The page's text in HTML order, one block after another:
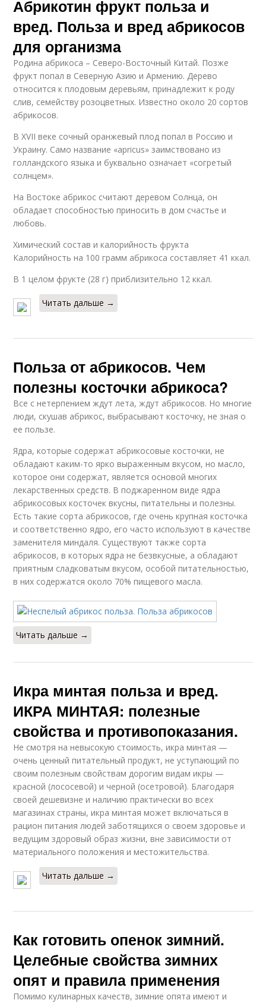
Абрикотин фрукт польза и
вред. Польза и вред абрикосов
для организма
Родина абрикоса – Северо-Восточный Китай. Позже
фрукт попал в Северную Азию и Армению. Дерево
относится к плодовым деревьям, принадлежит к роду
слив, семейству розоцветных. Известно около 20 сортов
абрикосов.
В XVII веке сочный оранжевый плод попал в Россию и
Украину. Само название «apricus» заимствовано из
голландского языка и буквально означает «согретый
солнцем».
На Востоке абрикос считают деревом Солнца, он
обладает способностью приносить в дом счастье и
любовь.
Химический состав и калорийность фрукта
Калорийность на 100 грамм абрикоса составляет 41 ккал.
В 1 целом фрукте (28 г) приблизительно 12 ккал.
Читать дальше →
Польза от абрикосов. Чем
полезны косточки абрикоса?
Все с нетерпением ждут лета, ждут абрикосов. Но многие
люди, скушав абрикос, выбрасывают косточку, не зная о
ее пользе.
Ядра, которые содержат абрикосовые косточки, не
обладают каким-то ярко выраженным вкусом, но масло,
которое они содержат, является основой многих
лекарственных средств. В поджаренном виде ядра
абрикосовых косточек вкусны, питательны и полезны.
Есть такие сорта абрикосов, где очень крупная косточка
и соответственно ядро, его часто используют в качестве
заменителя миндаля. Существуют также сорта
абрикосов, в которых ядра не безвкусные, а обладают
приятным сладковатым вкусом, особой питательностью,
в них содержатся около 70% пищевого масла.
Читать дальше →
Икра минтая польза и вред.
ИКРА МИНТАЯ: полезные
свойства и противопоказания.
Не смотря на невысокую стоимость, икра минтая —
очень ценный питательный продукт, не уступающий по
своим полезным свойствам дорогим видам икры —
красной (лососевой) и черной (осетровой). Благодаря
своей дешевизне и наличию практически во всех
магазинах страны, икра минтая может включаться в
рацион питания людей заботящихся о своем здоровье и
ведущим здоровый образ жизни, вне зависимости от
материального положения и местожительства.
Читать дальше →
Как готовить опенок зимний.
Целебные свойства зимних
опят и правила применения
Помимо кулинарных качеств, зимние опята имеют и